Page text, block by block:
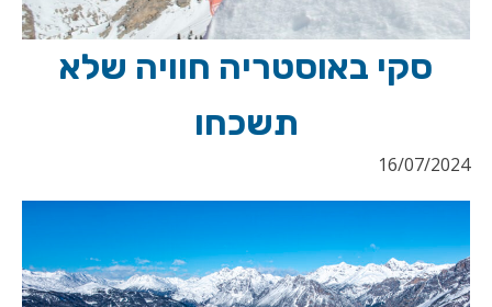
סקי באוסטריה חוויה שלא
תשכחו
16/07/2024